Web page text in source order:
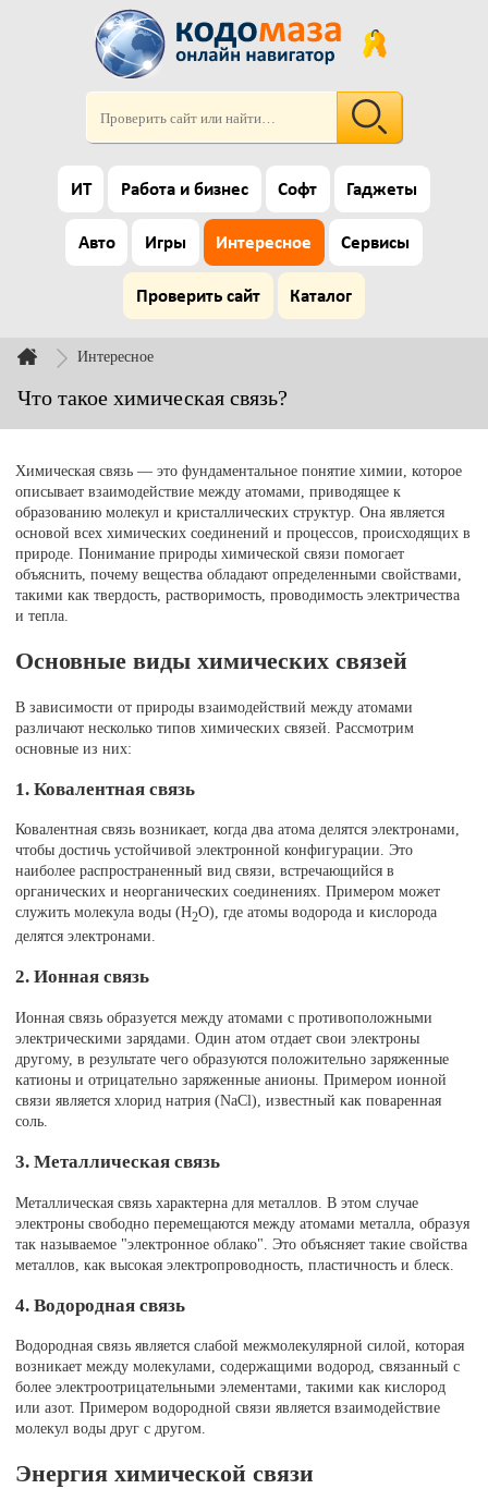
ИТ Работа и бизнес Софт Гаджеты
Авто Игры Интересное Сервисы
Проверить сайт Каталог
Интересное
Что такое химическая связь?
Химическая связь — это фундаментальное понятие химии, которое
описывает взаимодействие между атомами, приводящее к
образованию молекул и кристаллических структур. Она является
основой всех химических соединений и процессов, происходящих в
природе. Понимание природы химической связи помогает
объяснить, почему вещества обладают определенными свойствами,
такими как твердость, растворимость, проводимость электричества
и тепла.
Основные виды химических связей
В зависимости от природы взаимодействий между атомами
различают несколько типов химических связей. Рассмотрим
основные из них:
1. Ковалентная связь
Ковалентная связь возникает, когда два атома делятся электронами,
чтобы достичь устойчивой электронной конфигурации. Это
наиболее распространенный вид связи, встречающийся в
органических и неорганических соединениях. Примером может
служить молекула воды (H2O), где атомы водорода и кислорода
делятся электронами.
2. Ионная связь
Ионная связь образуется между атомами с противоположными
электрическими зарядами. Один атом отдает свои электроны
другому, в результате чего образуются положительно заряженные
катионы и отрицательно заряженные анионы. Примером ионной
связи является хлорид натрия (NaCl), известный как поваренная
соль.
3. Металлическая связь
Металлическая связь характерна для металлов. В этом случае
электроны свободно перемещаются между атомами металла, образуя
так называемое "электронное облако". Это объясняет такие свойства
металлов, как высокая электропроводность, пластичность и блеск.
4. Водородная связь
Водородная связь является слабой межмолекулярной силой, которая
возникает между молекулами, содержащими водород, связанный с
более электроотрицательными элементами, такими как кислород
или азот. Примером водородной связи является взаимодействие
молекул воды друг с другом.
Энергия химической связи